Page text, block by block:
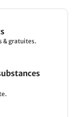
& gratuites.